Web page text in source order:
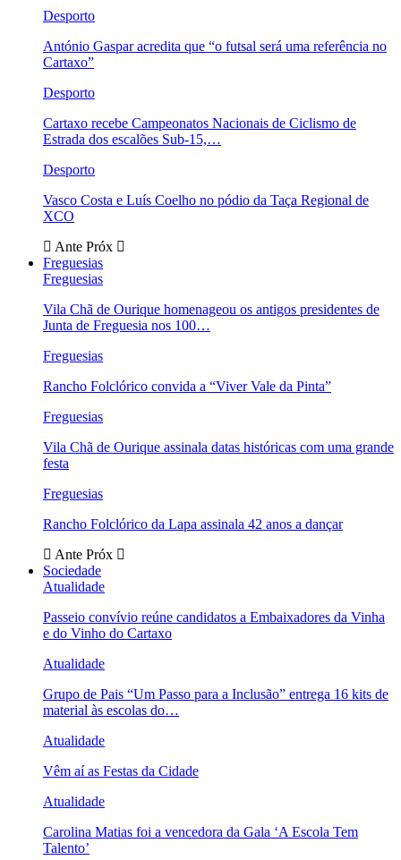
Desporto
António Gaspar acredita que “o futsal será uma referência no
Cartaxo”
Desporto
Cartaxo recebe Campeonatos Nacionais de Ciclismo de
Estrada dos escalões Sub-15,…
Desporto
Vasco Costa e Luís Coelho no pódio da Taça Regional de
XCO
Ante Próx
Freguesias
Freguesias
Vila Chã de Ourique homenageou os antigos presidentes de
Junta de Freguesia nos 100…
Freguesias
Rancho Folclórico convida a “Viver Vale da Pinta”
Freguesias
Vila Chã de Ourique assinala datas históricas com uma grande
festa
Freguesias
Rancho Folclórico da Lapa assinala 42 anos a dançar
Ante Próx
Sociedade
Atualidade
Passeio convívio reúne candidatos a Embaixadores da Vinha
e do Vinho do Cartaxo
Atualidade
Grupo de Pais “Um Passo para a Inclusão” entrega 16 kits de
material às escolas do…
Atualidade
Vêm aí as Festas da Cidade
Atualidade
Carolina Matias foi a vencedora da Gala ‘A Escola Tem
Talento’